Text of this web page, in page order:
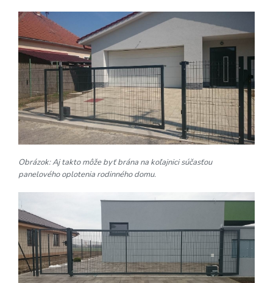
Obrázok: Aj takto môže byť brána na koľajnici súčasťou
panelového oplotenia rodinného domu.